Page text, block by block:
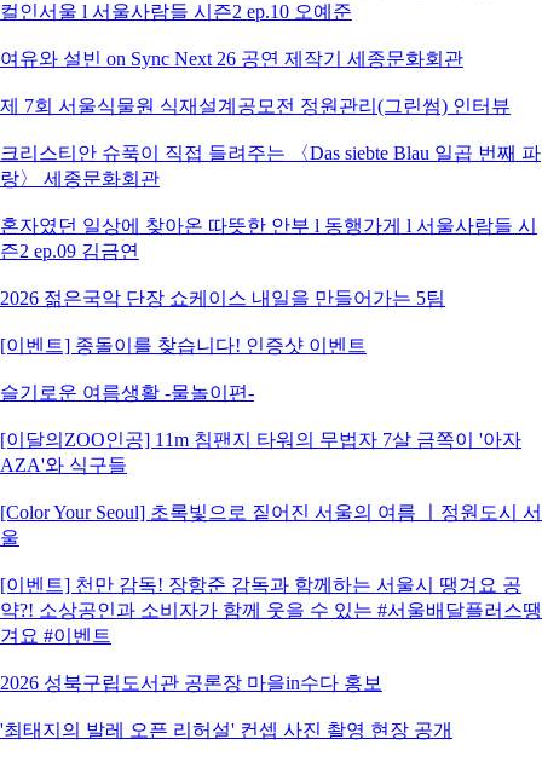
컬인서울 l 서울사람들 시즌2 ep.10 오예준
여유와 설빈 on Sync Next 26 공연 제작기 세종문화회관
제 7회 서울식물원 식재설계공모전 정원관리(그린썸) 인터뷰
크리스티안 슈푹이 직접 들려주는 〈Das siebte Blau 일곱 번째 파
랑〉 세종문화회관
혼자였던 일상에 찾아온 따뜻한 안부 l 동행가게 l 서울사람들 시
즌2 ep.09 김금연
2026 젊은국악 단장 쇼케이스 내일을 만들어가는 5팀
[이벤트] 종돌이를 찾습니다! 인증샷 이벤트
슬기로운 여름생활 -물놀이편-
[이달의ZOO인공] 11m 침팬지 타워의 무법자 7살 금쪽이 '아자
AZA'와 식구들
[Color Your Seoul] 초록빛으로 짙어진 서울의 여름 ㅣ정원도시 서
울
[이벤트] 천만 감독! 장항준 감독과 함께하는 서울시 땡겨요 공
약?! 소상공인과 소비자가 함께 웃을 수 있는 #서울배달플러스땡
겨요 #이벤트
2026 성북구립도서관 공론장 마을in수다 홍보
'최태지의 발레 오픈 리허설' 컨셉 사진 촬영 현장 공개